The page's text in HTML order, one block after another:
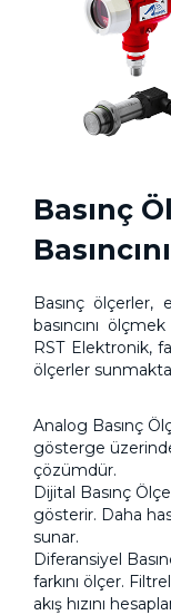
Basınç
Basınç ölçerler,
basıncını
RST Elektronik,
ölçerler
Analog Basınç
gösterge
çözümdür.
Dijital Basınç
gösterir. Daha
sunar.
Diferansiyel
farkını ölçer.
akış hızını